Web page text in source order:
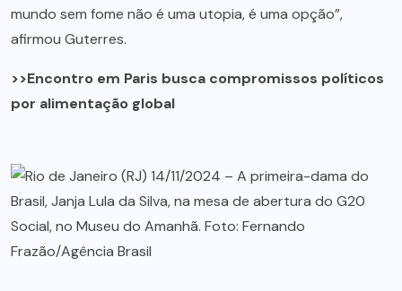
mundo sem fome não é uma utopia, é uma opção”,
afirmou Guterres.
>>Encontro em Paris busca compromissos políticos
por alimentação global